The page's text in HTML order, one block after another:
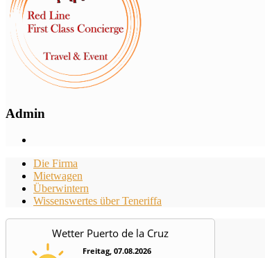
Admin
Die Firma
Mietwagen
Überwintern
Wissenswertes über Teneriffa
Wetter Puerto de la Cruz
Freitag, 07.08.2026